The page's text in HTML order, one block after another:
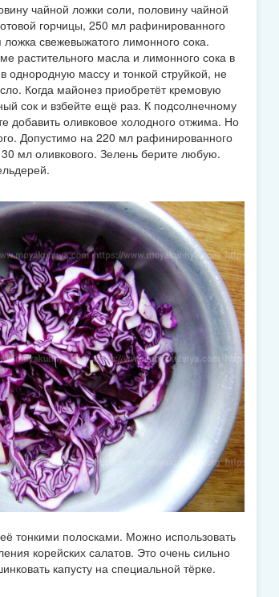
чайной ложки соли, половину чайной
горчицы, 250 мл рафинированного
свежевыжатого лимонного сока.
растительного масла и лимонного сока в
однородную массу и тонкой струйкой, не
Когда майонез приобретёт кремовую
сок и взбейте ещё раз. К подсолнечному
добавить оливковое холодного отжима. Но
Допустимо на 220 мл рафинированного
мл оливкового. Зелень берите любую.
тонкими полосками. Можно использовать
корейских салатов. Это очень сильно
капусту на специальной тёрке.